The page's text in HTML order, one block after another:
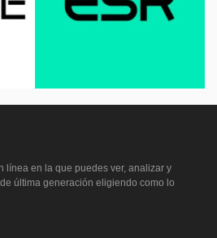
línea en la que puedes ver, analizar y
última generación eligiendo como lo